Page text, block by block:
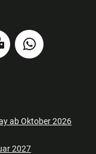
ab Oktober 2026
2027